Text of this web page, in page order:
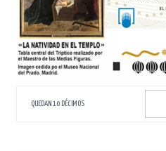
QUEDAN 10 DÉCIMOS